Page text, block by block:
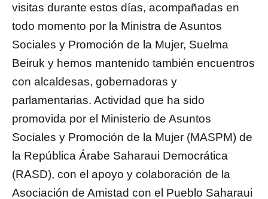
visitas durante estos días, acompañadas en
todo momento por la Ministra de Asuntos
Sociales y Promoción de la Mujer, Suelma
Beiruk y hemos mantenido también encuentros
con alcaldesas, gobernadoras y
parlamentarias. Actividad que ha sido
promovida por el Ministerio de Asuntos
Sociales y Promoción de la Mujer (MASPM) de
la República Árabe Saharaui Democrática
(RASD), con el apoyo y colaboración de la
Asociación de Amistad con el Pueblo Saharaui